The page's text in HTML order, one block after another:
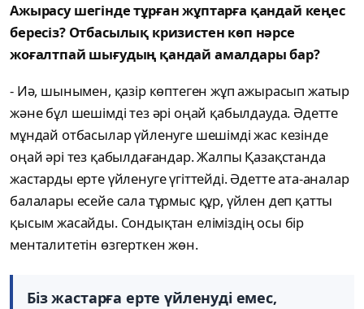
Ажырасу шегінде тұрған жұптарға қандай кеңес
бересіз? Отбасылық кризистен көп нәрсе
жоғалтпай шығудың қандай амалдары бар?
- Иә, шынымен, қазір көптеген жұп ажырасып жатыр
және бұл шешімді тез әрі оңай қабылдауда. Әдетте
мұндай отбасылар үйленуге шешімді жас кезінде
оңай әрі тез қабылдағандар. Жалпы Қазақстанда
жастарды ерте үйленуге үгіттейді. Әдетте ата-аналар
балалары есейе сала тұрмыс құр, үйлен деп қатты
қысым жасайды. Сондықтан еліміздің осы бір
менталитетін өзгерткен жөн.
Біз жастарға ерте үйленуді емес,